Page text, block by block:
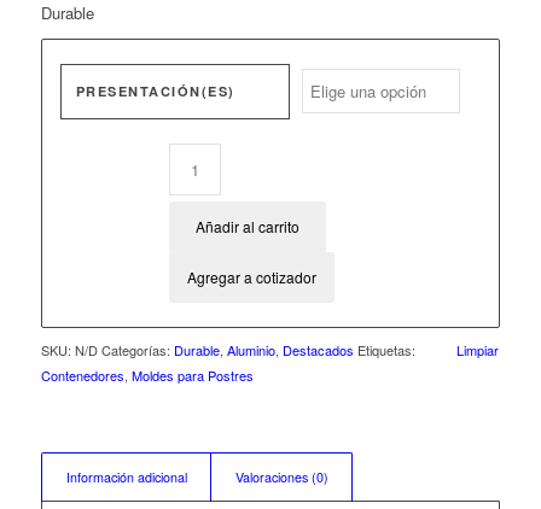
Durable
PRESENTACIÓN(ES)
Limpiar
Añadir al carrito
Agregar a cotizador
SKU: N/D Categorías: Durable, Aluminio, Destacados Etiquetas:
Contenedores, Moldes para Postres
Información adicional Valoraciones (0)